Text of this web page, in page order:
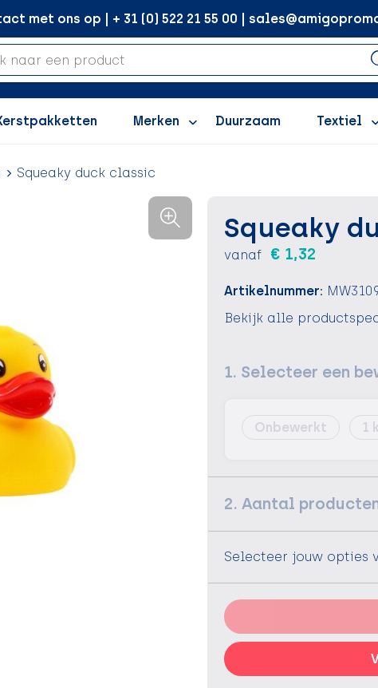
met ons op | + 31 (0) 522 21 55 00 |
Merken Duurzaam Textiel
Squeaky duck classic
Squeaky
vanaf € 1,32
Artikelnummer:
Bekijk alle
1. Selecteer een
Onbewerkt 1
2. Aantal
Selecteer jouw opties